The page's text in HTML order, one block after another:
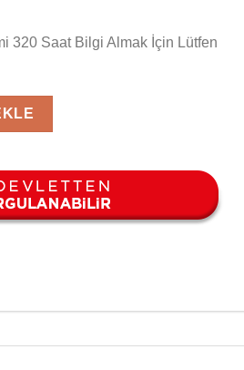
320 Saat Bilgi Almak İçin Lütfen
Saat adet